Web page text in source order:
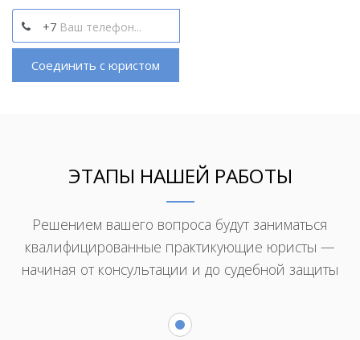
+7
Соединить с юристом
ЭТАПЫ НАШЕЙ РАБОТЫ
Решением вашего вопроса будут заниматься
квалифицированные практикующие юристы —
начиная от консультации и до судебной защиты